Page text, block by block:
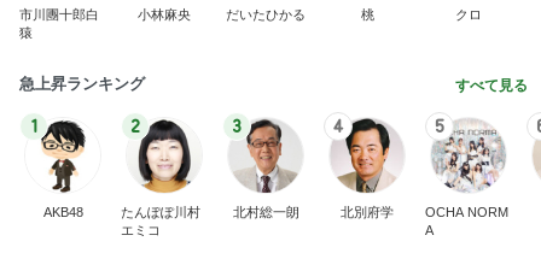
市川團十郎白
猿
小林麻央 だいたひかる 桃 クロ
急上昇ランキング すべて見る
1
AKB48
2
たんぽぽ川村
エミコ
3
北村総一朗
4
北別府学
5
OCHA NORM
A